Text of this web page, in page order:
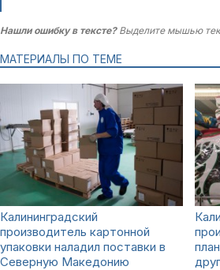
Нашли ошибку в тексте?Выделите мышью
МАТЕРИАЛЫ ПО ТЕМЕ
Калининградский
производитель картонной
упаковки наладил поставки в
Северную Македонию